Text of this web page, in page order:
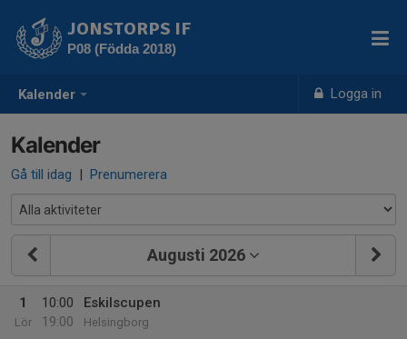
Kalender Logga in
JONSTORPS IF
P08 (Födda 2018)
Kalender
Gå till idag | Prenumerera
Augusti 2026
1
Lör
10:00
19:00
Eskilscupen
Helsingborg